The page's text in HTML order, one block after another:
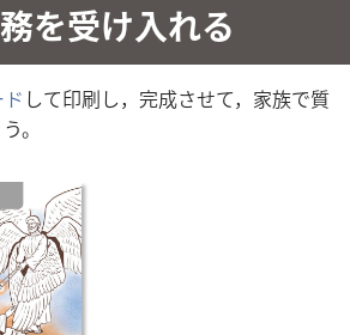
を受け入れる
して印刷し，完成させて，家族で質
。